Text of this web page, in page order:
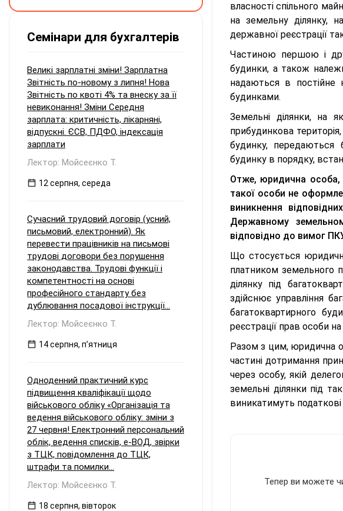
власності спільного
на земельну ділянку,
державної реєстрації
Частиною першою і
будинки, а також
надаються в постійне
будинками.
Земельні ділянки, на
прибудинкова
будинку, передаються
будинку в порядку,
Отже, юридична особа,
такої особи не
виникнення
Державному
відповідно до вимог
Що стосується
платником земельного
ділянку під
здійснює управління
багатоквартирного
реєстрації прав особи
Разом з цим, юридична
частині дотримання
через особу, якій
земельні ділянки під
виникатимуть
Тепер ви можете
Семінари для бухгалтерів
Великі зарплатні зміни! Зарплатна
Звітність по-новому з липня! Нова
Звітність по квоті 4% та внеску за її
невиконання! Зміни Середня
зарплата: критичність, лікарняні,
відпускні. ЄСВ, ПДФО, індексація
зарплати
Лектор: Мойсеєнко Т.
12 серпня, середа
Сучасний трудовий договір (усний,
письмовий, електронний). Як
перевести працівників на письмові
трудові договори без порушення
законодавства. Трудові функції і
компетентності на основі
професійного стандарту без
дублювання посадової інструкції...
Лектор: Мойсеєнко Т.
14 серпня, пʼятниця
Одноденний практичний курс
підвищення кваліфікації щодо
військового обліку «Організація та
ведення військового обліку: зміни з
27 червня! Електронний персональний
облік, ведення списків, е-ВОД, звірки
з ТЦК, повідомлення до ТЦК,
штрафи та помилки...
Лектор: Мойсеєнко Т.
18 серпня, вівторок